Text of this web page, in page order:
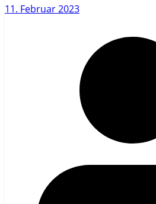
11. Februar 2023